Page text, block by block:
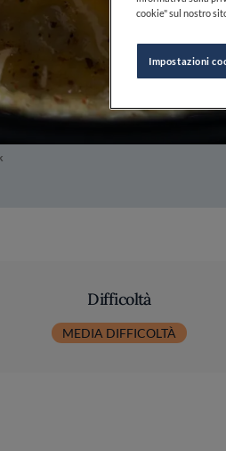
Difficoltà
MEDIA DIFFICOLTÀ
cookie" sul nostro
Impostazioni